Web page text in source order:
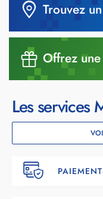
Trouvez
Offrez
Les services